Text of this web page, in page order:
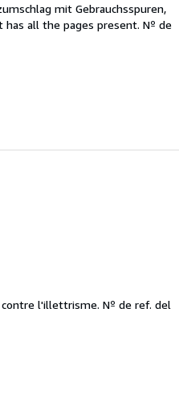
mit Gebrauchsspuren,
has all the pages present. Nº de
contre l'illettrisme. Nº de ref. del